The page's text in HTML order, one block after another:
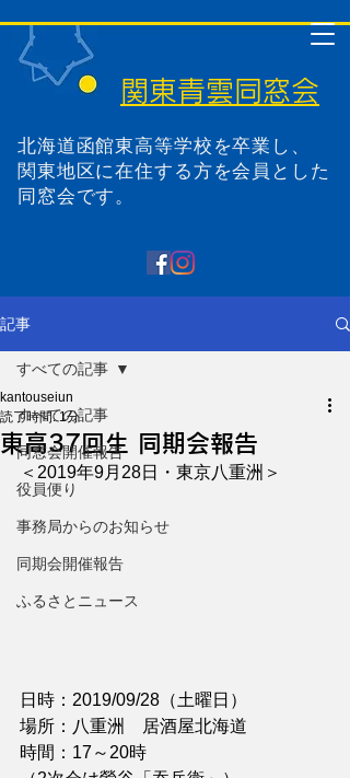
関東青雲同窓会
北海道函館東高等学校を卒業し、
関東地区に在住する方を会員とした
同窓会です。
記事
すべての記事
同窓会開催報告
役員便り
事務局からのお知らせ
同期会開催報告
ふるさとニュース
すべての記事
東高37回生 同期会報告
kantouseiun
読了時間: 1分
＜2019年9月28日・東京八重洲＞
日時：2019/09/28（土曜日）
場所：八重洲　居酒屋北海道
時間：17～20時